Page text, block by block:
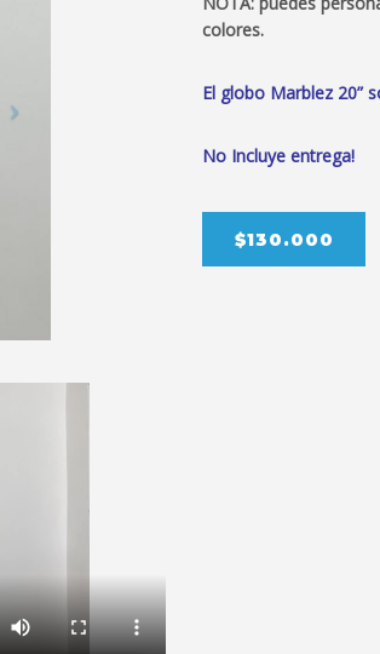
colores.
El globo Marblez 20”
No Incluye entrega!
$130.000